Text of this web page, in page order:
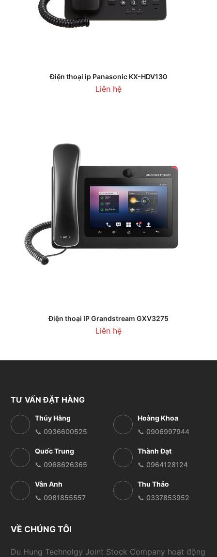
Điện thoại ip Panasonic KX-HDV130
Liên hệ
Điện thoại IP Grandstream GXV3275
Liên hệ
TƯ VẤN ĐẶT HÀNG
Thúy Hằng
📞 0936600525
Hoàng Khoa
📞 0906997944
Quốc Trung
📞 0968626365
Thành Đạt
📞 0964128124
Vân Anh
📞 0981855557
Thu Thảo
📞 0337853952
VỀ CHÚNG TÔI
Du Hung Technolgy Joint Stock Company hoạt động